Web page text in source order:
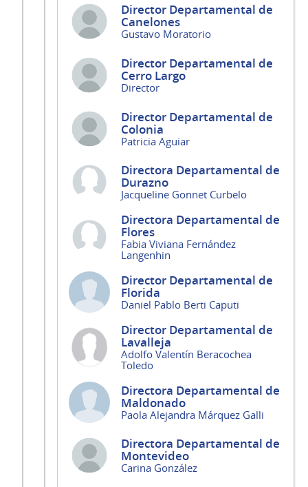
Director Departamental de
Canelones
Gustavo Moratorio
Director Departamental de
Cerro Largo
Director
Director Departamental de
Colonia
Patricia Aguiar
Directora Departamental de
Durazno
Jacqueline Gonnet Curbelo
Directora Departamental de
Flores
Fabia Viviana Fernández
Langenhin
Director Departamental de
Florida
Daniel Pablo Berti Caputi
Director Departamental de
Lavalleja
Adolfo Valentín Beracochea
Toledo
Directora Departamental de
Maldonado
Paola Alejandra Márquez Galli
Directora Departamental de
Montevideo
Carina González